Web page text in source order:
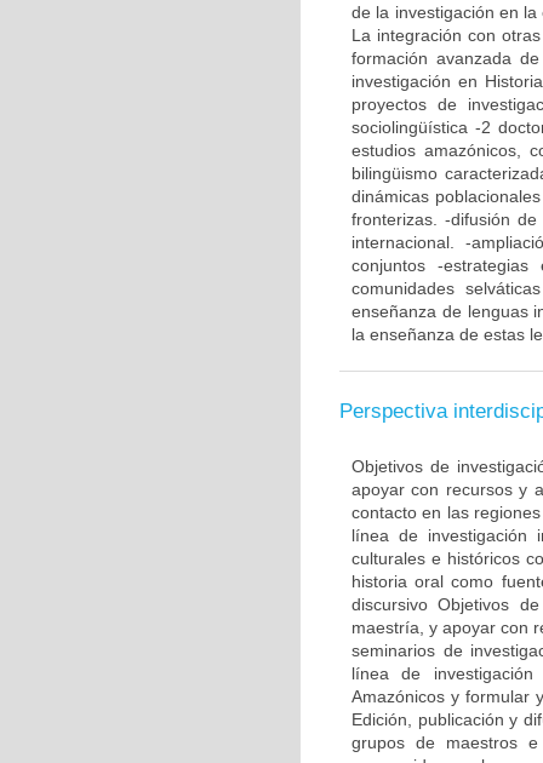
de la investigación en
La integración con
formación avanzada
investigación en
proyectos de
sociolingüística -2
estudios amazónicos,
bilingüismo
dinámicas
fronterizas. -difusión
internacional. -
conjuntos -
comunidades
enseñanza de lenguas
la enseñanza de estas
Perspectiva
Objetivos de
apoyar con recursos y
contacto en las
línea de investigación
culturales e históricos
historia oral como
discursivo Objetivos
maestría, y apoyar con
seminarios de
línea de
Amazónicos y formular
Edición, publicación y
grupos de maestros